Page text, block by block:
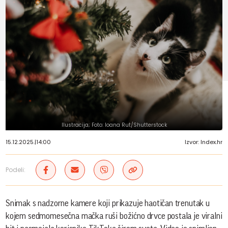
Ilustracija; Foto: Ioana Rut/Shutterstock
15.12.2025.|14:00 Izvor: Index.hr
Podeli:
Snimak s nadzorne kamere koji prikazuje haotičan trenutak u
kojem sedmomesečna mačka ruši božićno drvce postala je viralni